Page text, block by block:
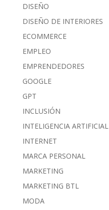
DISEÑO
DISEÑO DE INTERIORES
ECOMMERCE
EMPLEO
EMPRENDEDORES
GOOGLE
GPT
INCLUSIÓN
INTELIGENCIA ARTIFICIAL
INTERNET
MARCA PERSONAL
MARKETING
MARKETING BTL
MODA